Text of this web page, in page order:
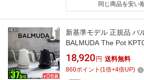
同じ商品を安い
新基準モデル 正規品 バ
BALMUDA The Pot
れ ドリップケトル ケト
ット 細口 電気ポット 湯
器 ステンレス◇やかん
18,920 円 送料無料
860ポイント (1倍+4倍UP)